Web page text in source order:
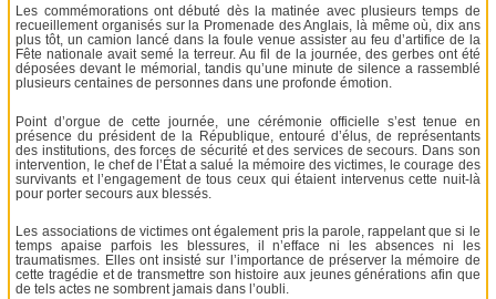
Les commémorations ont débuté dès la matinée avec plusieurs temps de
recueillement organisés sur la Promenade des Anglais, là même où, dix ans
plus tôt, un camion lancé dans la foule venue assister au feu d’artifice de la
Fête nationale avait semé la terreur. Au fil de la journée, des gerbes ont été
déposées devant le mémorial, tandis qu’une minute de silence a rassemblé
plusieurs centaines de personnes dans une profonde émotion.
Point d’orgue de cette journée, une cérémonie officielle s’est tenue en
présence du président de la République, entouré d’élus, de représentants
des institutions, des forces de sécurité et des services de secours. Dans son
intervention, le chef de l’État a salué la mémoire des victimes, le courage des
survivants et l’engagement de tous ceux qui étaient intervenus cette nuit-là
pour porter secours aux blessés.
Les associations de victimes ont également pris la parole, rappelant que si le
temps apaise parfois les blessures, il n’efface ni les absences ni les
traumatismes. Elles ont insisté sur l’importance de préserver la mémoire de
cette tragédie et de transmettre son histoire aux jeunes générations afin que
de tels actes ne sombrent jamais dans l’oubli.